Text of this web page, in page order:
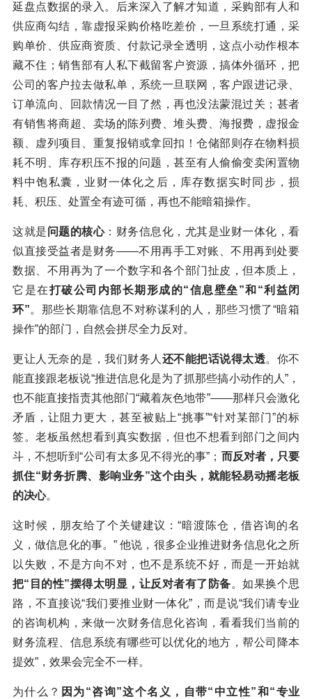
延盘点数据的录入。后来深入了解才知道，采购部有人和
供应商勾结，靠虚报采购价格吃差价，一旦系统打通，采
购单价、供应商资质、付款记录全透明，这点小动作根本
藏不住；销售部有人私下截留客户资源，搞体外循环，把
公司的客户拉去做私单，系统一旦联网，客户跟进记录、
订单流向、回款情况一目了然，再也没法蒙混过关；甚者
有销售将商超、卖场的陈列费、堆头费、海报费，虚报金
额、虚列项目、重复报销或拿回扣！仓储部则存在物料损
耗不明、库存积压不报的问题，甚至有人偷偷变卖闲置物
料中饱私囊，业财一体化之后，库存数据实时同步，损
耗、积压、处置全有迹可循，再也不能暗箱操作。
这就是问题的核心：财务信息化，尤其是业财一体化，看
似直接受益者是财务——不用再手工对账、不用再到处要
数据、不用再为了一个数字和各个部门扯皮，但本质上，
它是在打破公司内部长期形成的“信息壁垒”和“利益闭
环”。那些长期靠信息不对称谋利的人，那些习惯了“暗箱
操作”的部门，自然会拼尽全力反对。
更让人无奈的是，我们财务人 还不能把话说得太透。你不
能直接跟老板说“推进信息化是为了抓那些搞小动作的人”，
也不能直接指责其他部门“藏着灰色地带”——那样只会激化
矛盾，让阻力更大，甚至被贴上“挑事”“针对某部门”的标
签。老板虽然想看到真实数据，但也不想看到部门之间内
斗，不想听到“公司有太多见不得光的事”； 而反对者，只要
抓住“财务折腾、影响业务”这个由头，就能轻易动摇老板
的决心。
这时候，朋友给了个关键建议：“暗渡陈仓，借咨询的名
义，做信息化的事。” 他说，很多企业推进财务信息化之所
以失败，不是方向不对，也不是系统不好，而是一开始就
把“目的性”摆得太明显，让反对者有了防备。如果换个思
路，不直接说“我们要推业财一体化”，而是说“我们请专业
的咨询机构，来做一次财务信息化咨询，看看我们当前的
财务流程、信息系统有哪些可以优化的地方，帮公司降本
提效”，效果会完全不一样。
为什么？ 因为“咨询”这个名义，自带“中立性”和“专业